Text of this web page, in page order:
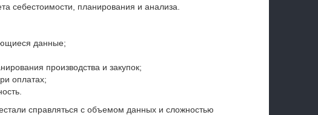
себестоимости, планирования и анализа.
данные;
производства и закупок;
оплатах;
справляться с объемом данных и сложностью